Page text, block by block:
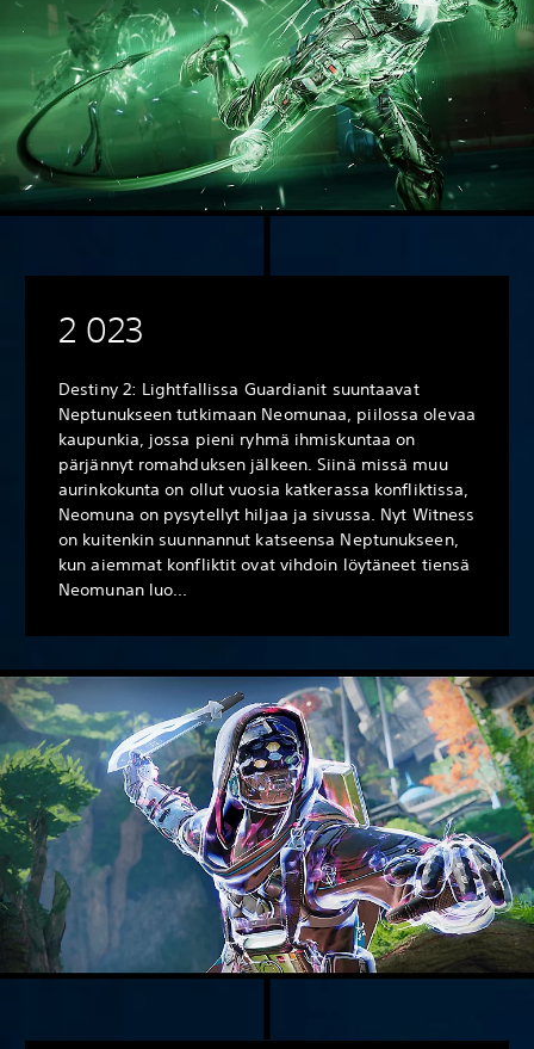
2 023
Destiny 2: Lightfallissa Guardianit suuntaavat
Neptunukseen tutkimaan Neomunaa, piilossa olevaa
kaupunkia, jossa pieni ryhmä ihmiskuntaa on
pärjännyt romahduksen jälkeen. Siinä missä muu
aurinkokunta on ollut vuosia katkerassa konfliktissa,
Neomuna on pysytellyt hiljaa ja sivussa. Nyt Witness
on kuitenkin suunnannut katseensa Neptunukseen,
kun aiemmat konfliktit ovat vihdoin löytäneet tiensä
Neomunan luo...